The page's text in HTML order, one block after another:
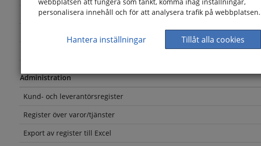
Dela material i mappstruktur
Administration
Kund- och leverantörsregister
Register över varor/tjänster
Export av register till Excel
personalisera innehåll och för att analysera trafik på webbplatsen.
Hantera inställningar Tillåt alla cookies